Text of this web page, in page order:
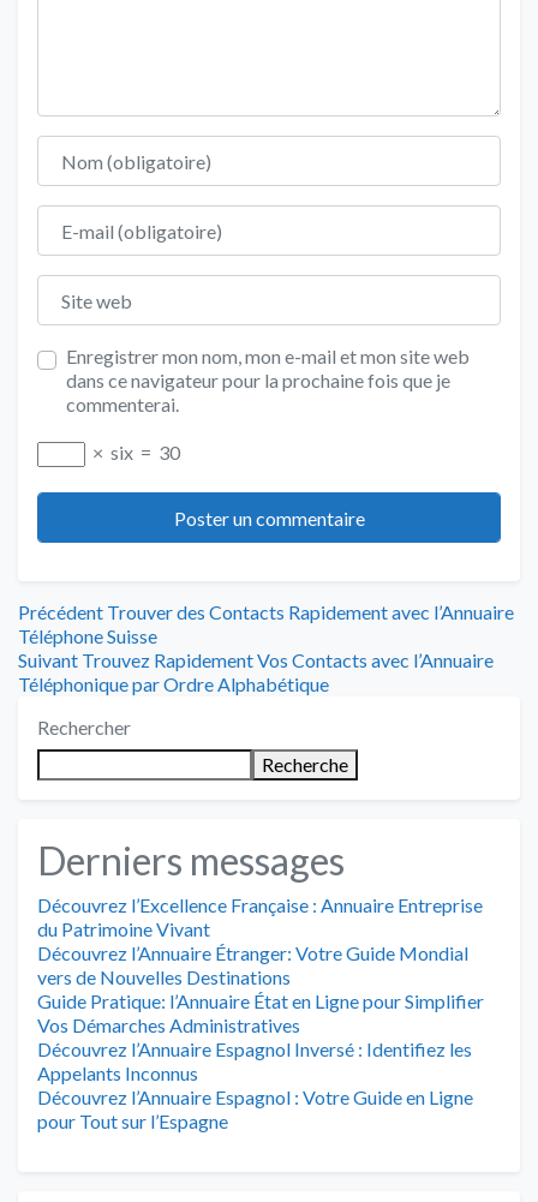
Nom
E-mail
Site web
Enregistrer mon nom, mon e-mail et mon site web
dans ce navigateur pour la prochaine fois que je
commenterai.
× six = 30
Navigation
de
l’article
Précédent Article
précédent
:
Trouver des Contacts Rapidement avec l’Annuaire
Téléphone Suisse
Suivant Article
suivant
Trouvez Rapidement Vos Contacts avec l’Annuaire
Téléphonique par Ordre Alphabétique
Rechercher
Recherche
Derniers messages
Découvrez l’Excellence Française : Annuaire Entreprise
du Patrimoine Vivant
Découvrez l’Annuaire Étranger: Votre Guide Mondial
vers de Nouvelles Destinations
Guide Pratique: l’Annuaire État en Ligne pour Simplifier
Vos Démarches Administratives
Découvrez l’Annuaire Espagnol Inversé : Identifiez les
Appelants Inconnus
Découvrez l’Annuaire Espagnol : Votre Guide en Ligne
pour Tout sur l’Espagne